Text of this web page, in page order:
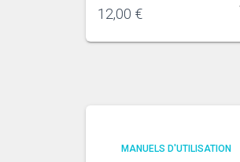
12,00 €
MANUELS D'UTILISATION